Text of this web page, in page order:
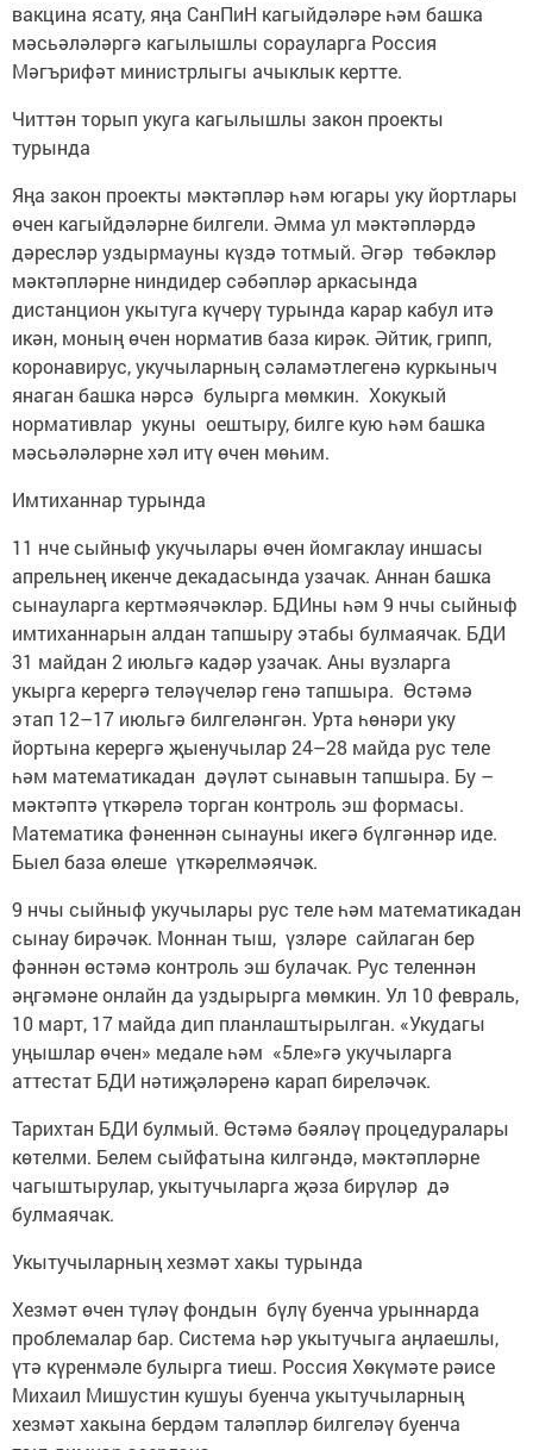
вакцина ясату, яңа СанПиН кагыйдәләре һәм башка
мәсьәләләргә кагылышлы сорауларга Россия
Мәгърифәт министрлыгы ачыклык кертте.
Читтән торып укуга кагылышлы закон проекты
турында
Яңа закон проекты мәктәпләр һәм югары уку йортлары
өчен кагыйдәләрне билгели. Әмма ул мәктәпләрдә
дәресләр уздырмауны күздә тотмый. Әгәр төбәкләр
мәктәпләрне ниндидер сәбәпләр аркасында
дистанцион укытуга күчерү турында карар кабул итә
икән, моның өчен норматив база кирәк. Әйтик, грипп,
коронавирус, укучыларның сәламәтлегенә куркыныч
янаган башка нәрсә булырга мөмкин. Хокукый
нормативлар укуны оештыру, билге кую һәм башка
мәсьәләләрне хәл итү өчен мөһим.
Имтиханнар турында
11 нче сыйныф укучылары өчен йомгаклау иншасы
апрельнең икенче декадасында узачак. Аннан башка
сынауларга кертмәячәкләр. БДИны һәм 9 нчы сыйныф
имтиханнарын алдан тапшыру этабы булмаячак. БДИ
31 майдан 2 июльгә кадәр узачак. Аны вузларга
укырга керергә теләүчеләр генә тапшыра. Өстәмә
этап 12–17 июльгә билгеләнгән. Урта һөнәри уку
йортына керергә җыенучылар 24–28 майда рус теле
һәм математикадан дәүләт сынавын тапшыра. Бу –
мәктәптә үткәрелә торган контроль эш формасы.
Математика фәненнән сынауны икегә бүлгәннәр иде.
Быел база өлеше үткәрелмәячәк.
9 нчы сыйныф укучылары рус теле һәм математикадан
сынау бирәчәк. Моннан тыш, үзләре сайлаган бер
фәннән өстәмә контроль эш булачак. Рус теленнән
әңгәмәне онлайн да уздырырга мөмкин. Ул 10 февраль,
10 март, 17 майда дип планлаштырылган. «Укудагы
уңышлар өчен» медале һәм «5ле»гә укучыларга
аттестат БДИ нәтиҗәләренә карап биреләчәк.
Тарихтан БДИ булмый. Өстәмә бәяләү процедуралары
көтелми. Белем сыйфатына килгәндә, мәктәпләрне
чагыштырулар, укытучыларга җәза бирүләр дә
булмаячак.
Укытучыларның хезмәт хакы турында
Хезмәт өчен түләү фондын бүлү буенча урыннарда
проблемалар бар. Система һәр укытучыга аңлаешлы,
үтә күренмәле булырга тиеш. Россия Хөкүмәте рәисе
Михаил Мишустин кушуы буенча укытучыларның
хезмәт хакына бердәм таләпләр билгеләү буенча